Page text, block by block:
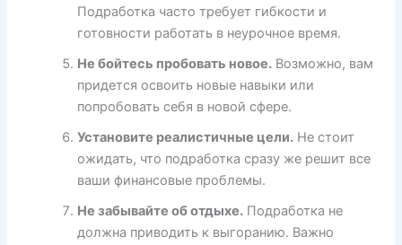
Подработка часто требует гибкости и
готовности работать в неурочное время.
Не бойтесь пробовать новое. Возможно, вам
придется освоить новые навыки или
попробовать себя в новой сфере.
Установите реалистичные цели. Не стоит
ожидать, что подработка сразу же решит все
ваши финансовые проблемы.
Не забывайте об отдыхе. Подработка не
должна приводить к выгоранию. Важно